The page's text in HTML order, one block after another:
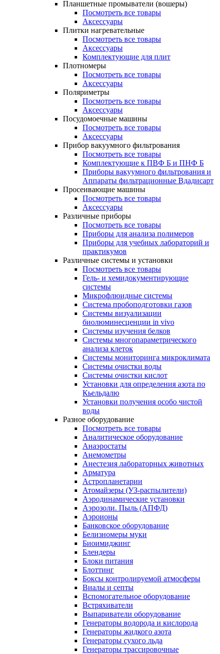
Планшетные промыватели (вошеры)
Посмотреть все товары
Аксессуары
Плитки нагревательные
Посмотреть все товары
Аксессуары
Комплектующие для плит
Плотномеры
Посмотреть все товары
Аксессуары
Поляриметры
Посмотреть все товары
Аксессуары
Посудомоечные машины
Посмотреть все товары
Аксессуары
Прибор вакуумного фильтрования
Посмотреть все товары
Комплектующие к ПВФ Б и ПНФ Б
Приборы вакуумного фильтрования и
Аппараты фильтрационные Вдадисарт
Просеивающие машины
Посмотреть все товары
Аксессуары
Различные приборы
Посмотреть все товары
Приборы для анализа полимеров
Приборы для учебных лабораторий и
практикумов
Различные системы и установки
Посмотреть все товары
Гель- и хемидокументирующие
системы
Микрофлюидные системы
Система пробоподготовки газов
Системы визуализации
биолюминесценции in vivo
Системы изучения белков
Системы многопараметрического
анализа клеток
Системы мониторинга микроклимата
Системы очистки воды
Системы очистки кислот
Установки для определения азота по
Кьельдалю
Установки получения особо чистой
воды
Разное оборудование
Посмотреть все товары
Аналитическое оборудование
Анаэростаты
Анемометры
Анестезия лабораторных животных
Арматура
Астропланетарии
Атомайзеры (УЗ-распылители)
Аэродинамические установки
Аэрозоли. Пыль (АПФД)
Аэроионы
Банковское оборудование
Белизномеры муки
Биоимиджинг
Блендеры
Блоки питания
Блоттинг
Боксы контролируемой атмосферы
Виалы и септы
Вспомогательное оборудование
Встряхиватели
Выпариватели оборудование
Генераторы водорода и кислорода
Генераторы жидкого азота
Генераторы сухого льда
Генераторы трассировочные